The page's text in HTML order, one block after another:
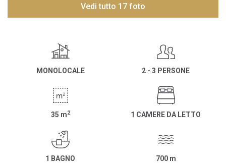
Vedi tutto 17 foto
MONOLOCALE 2 - 3 PERSONE
35 m2 1 CAMERE DA LETTO
1 BAGNO 700 m